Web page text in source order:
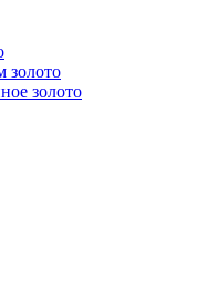
золото
золото